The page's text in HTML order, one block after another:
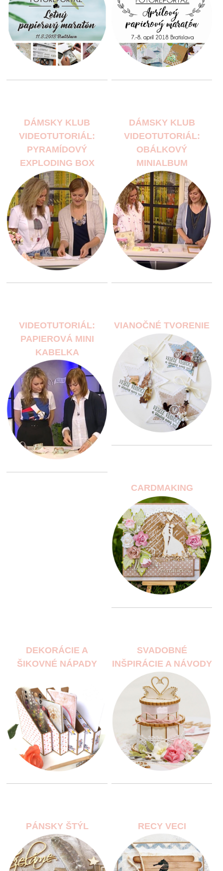
DÁMSKY KLUB
VIDEOTUTORIÁL:
PYRAMÍDOVÝ
EXPLODING BOX
DÁMSKY KLUB
VIDEOTUTORIÁL:
OBÁLKOVÝ
MINIALBUM
VIDEOTUTORIÁL:
PAPIEROVÁ MINI
KABELKA
VIANOČNÉ TVORENIE
CARDMAKING
DEKORÁCIE A
ŠIKOVNÉ NÁPADY
SVADOBNÉ
INŠPIRÁCIE A NÁVODY
PÁNSKY ŠTÝL RECY VECI